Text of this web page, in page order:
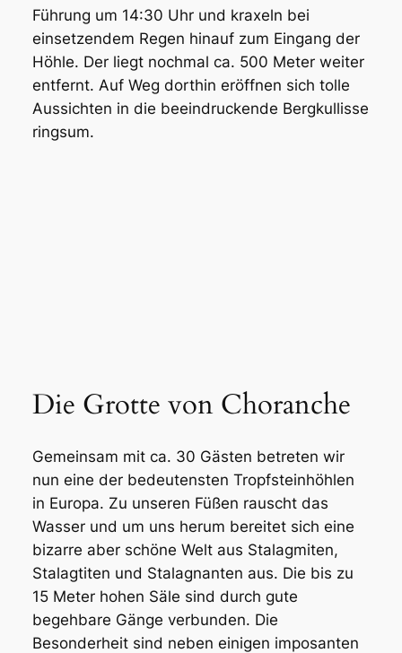
Führung um 14:30 Uhr und kraxeln bei
einsetzendem Regen hinauf zum Eingang der
Höhle. Der liegt nochmal ca. 500 Meter weiter
entfernt. Auf Weg dorthin eröffnen sich tolle
Aussichten in die beeindruckende Bergkullisse
ringsum.
Die Grotte von Choranche
Gemeinsam mit ca. 30 Gästen betreten wir
nun eine der bedeutensten Tropfsteinhöhlen
in Europa. Zu unseren Füßen rauscht das
Wasser und um uns herum bereitet sich eine
bizarre aber schöne Welt aus Stalagmiten,
Stalagtiten und Stalagnanten aus. Die bis zu
15 Meter hohen Säle sind durch gute
begehbare Gänge verbunden. Die
Besonderheit sind neben einigen imposanten